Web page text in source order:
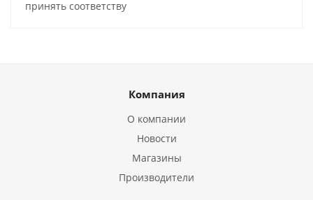
принять соответству
Компания
О компании
Новости
Магазины
Производители